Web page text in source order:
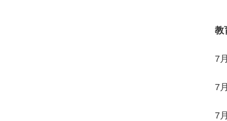
教
7
7
7